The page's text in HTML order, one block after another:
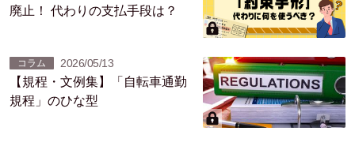
廃止！ 代わりの支払手段は？
コラム 2026/05/13
【規程・文例集】「自転車通勤
規程」のひな型